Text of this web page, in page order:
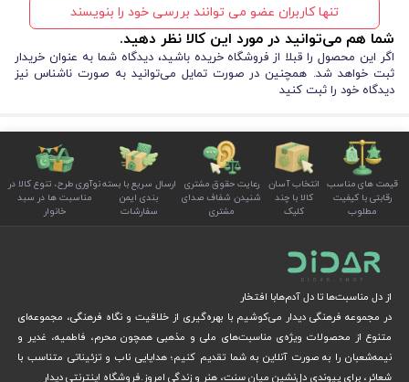
تنها کاربران عضو می توانند بررسی خود را بنویسند
شما هم می‌توانید در مورد این کالا نظر دهید.
اگر این محصول را قبلا از فروشگاه خریده باشید، دیدگاه شما به عنوان خریدار
ثبت خواهد شد. همچنین در صورت تمایل می‌توانید به صورت ناشناس نیز
دیدگاه خود را ثبت کنید
قیمت های مناسب
رقابتی با کیفیت
مطلوب
انتخاب آسان
کالا با چند
کلیک
رعایت حقوق مشتری
شنیدن شفاف صدای
مشتری
ارسال سریع با بسته
بندی ایمن
سفارشات
نوآوری طرح، تنوع کالا در
مناسبت ها در سبد
خانوار
از دل مناسبت‌ها تا دل آدم‌هابا افتخار
در مجموعه فرهنگی دیدار می‌کوشیم با بهره‌گیری از خلاقیت و نگاه فرهنگی، مجموعه‌ای
متنوع از محصولات ویژه‌ی مناسبت‌های ملی و مذهبی همچون محرم، فاطمیه، غدیر و
نیمه‌شعبان را به صورت آنلاین به شما تقدیم کنیم؛ هدایایی ناب و تزئیناتی متناسب با
شعائر، برای پیوندی دل‌نشین میان سنت، هنر و زندگی امروز.فروشگاه اینترنتی دیدار